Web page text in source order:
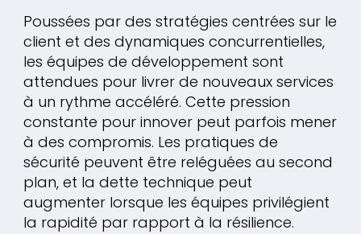
Poussées par des stratégies centrées sur le
client et des dynamiques concurrentielles,
les équipes de développement sont
attendues pour livrer de nouveaux services
à un rythme accéléré. Cette pression
constante pour innover peut parfois mener
à des compromis. Les pratiques de
sécurité peuvent être reléguées au second
plan, et la dette technique peut
augmenter lorsque les équipes privilégient
la rapidité par rapport à la résilience.